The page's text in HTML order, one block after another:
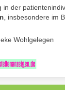
in der
, insbesondere im
Wohlgelegen